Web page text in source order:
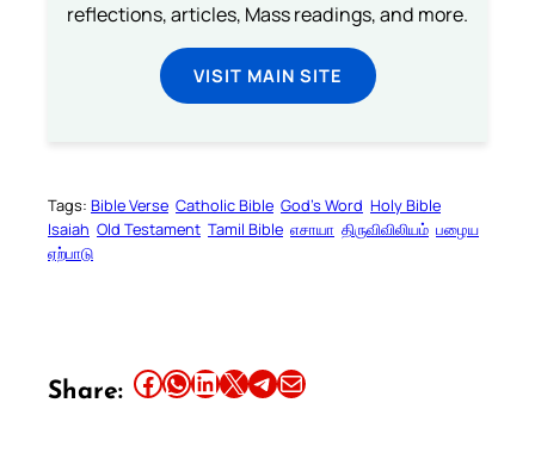
reflections, articles, Mass readings, and more.
VISIT MAIN SITE
Tags: Bible Verse Catholic Bible God’s Word Holy Bible
Isaiah Old Testament Tamil Bible எசாயா திருவிவிலியம் பழைய
ஏற்பாடு
Share: Share this article on Facebook Share this article on WhatsApp Share this article on LinkedIn Share this article on X Share this article on TelegramEmail this Article